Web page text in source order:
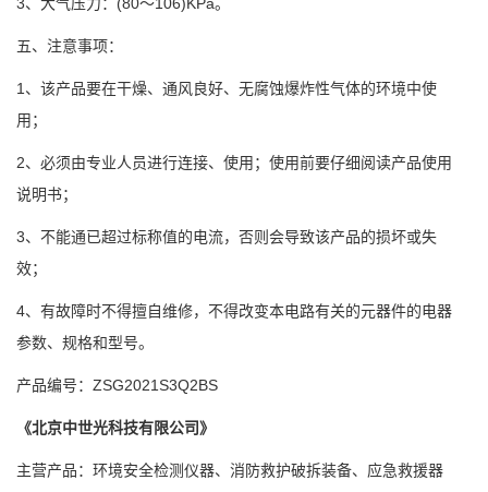
、大气压力： ～ 。
五、注意事项：
1 、该产品要在干燥、通风良好、无腐蚀爆炸性气体的环境中使
用；
2、必须由专业人员进行连接、使用；使用前要仔细阅读产品使用
说明书；
3、不能通已超过标称值的电流，否则会导致该产品的损坏或失
效；
4、有故障时不得擅自维修，不得改变本电路有关的元器件的电器
参数、规格和型号。
产品编号： ZSG2021S3Q2BS
《北京中世光科技有限公司》
主营产品：环境安全检测仪器、消防救护破拆装备、应急救援器